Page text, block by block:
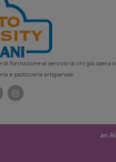
formazione al servizio di chi già opera o
e pasticceria artigianale.